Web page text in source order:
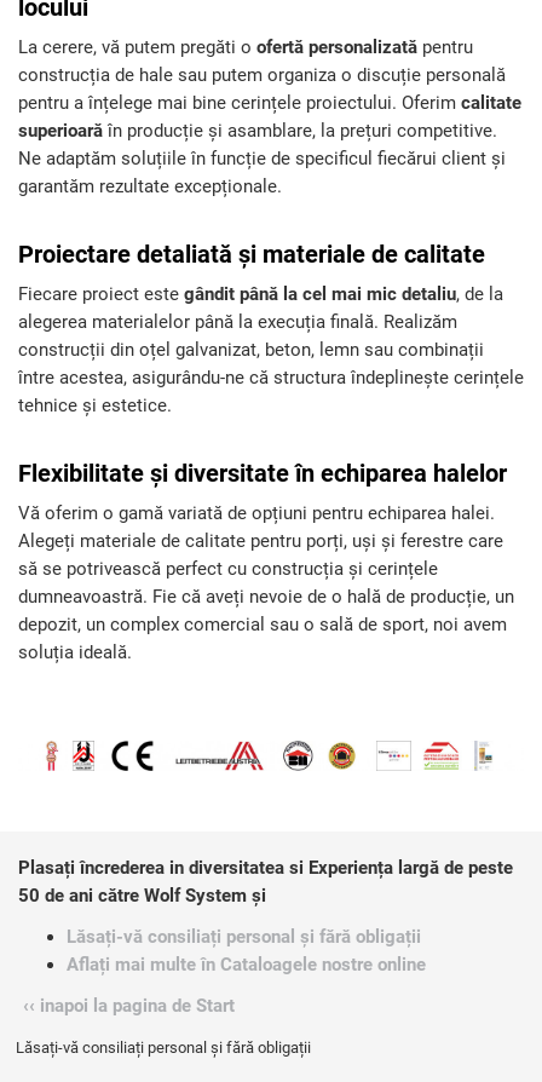
locului
La cerere, vă putem pregăti o ofertă personalizată pentru
construcția de hale sau putem organiza o discuție personală
pentru a înțelege mai bine cerințele proiectului. Oferim calitate
superioară în producție și asamblare, la prețuri competitive.
Ne adaptăm soluțiile în funcție de specificul fiecărui client și
garantăm rezultate excepționale.
Proiectare detaliată și materiale de calitate
Fiecare proiect este gândit până la cel mai mic detaliu, de la
alegerea materialelor până la execuția finală. Realizăm
construcții din oțel galvanizat, beton, lemn sau combinații
între acestea, asigurându-ne că structura îndeplinește cerințele
tehnice și estetice.
Flexibilitate și diversitate în echiparea halelor
Vă oferim o gamă variată de opțiuni pentru echiparea halei.
Alegeți materiale de calitate pentru porți, uși și ferestre care
să se potrivească perfect cu construcția și cerințele
dumneavoastră. Fie că aveți nevoie de o hală de producție, un
depozit, un complex comercial sau o sală de sport, noi avem
soluția ideală.
Plasați încrederea in diversitatea si Experiența largă de peste
50 de ani către Wolf System și
Lăsați-vă consiliați personal și fără obligații
Aflați mai multe în Cataloagele nostre online
‹‹ inapoi la pagina de Start
Lăsați-vă consiliați personal și fără obligații